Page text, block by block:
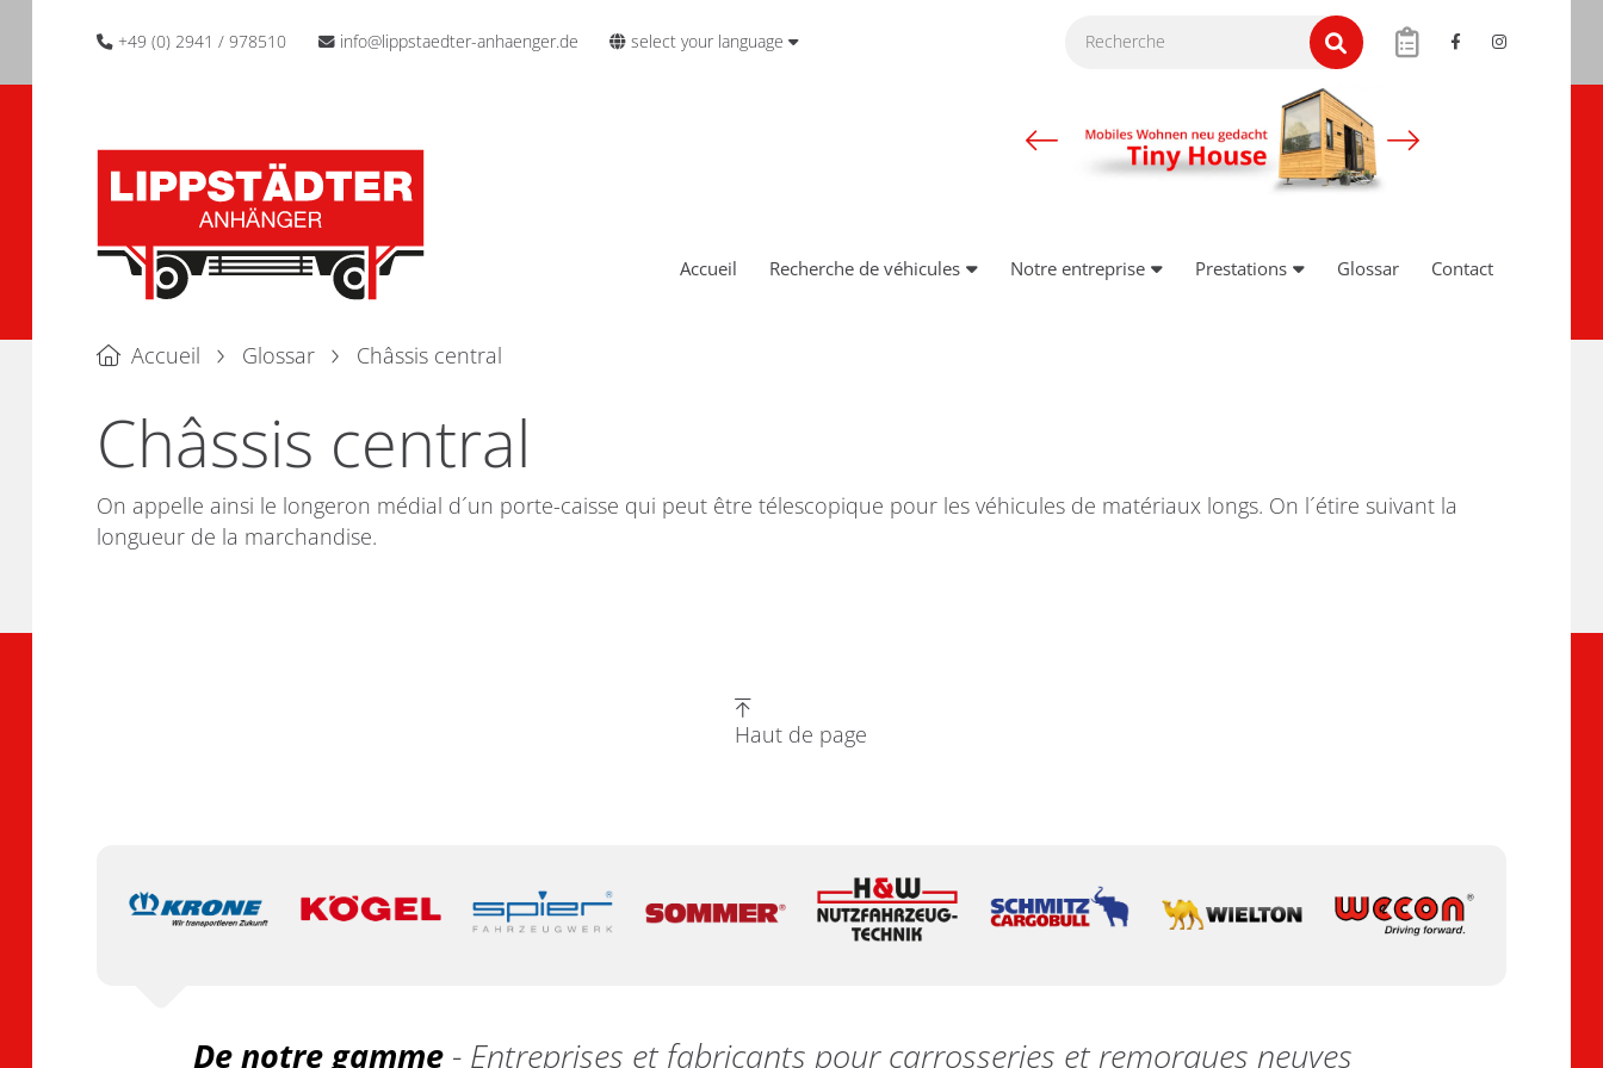
+49 (0) 2941 / 978510 info@lippstaedter-anhaenger.de select your language
Accueil Recherche de véhicules Notre entreprise Prestations Glossar Contact
Accueil Glossar Châssis central
Châssis central
On appelle ainsi le longeron médial d´un porte-caisse qui peut être télescopique pour les véhicules de matériaux longs. On l´étire suivant la
longueur de la marchandise.
Haut de page
De notre gamme- Entreprises et fabricants pour carrosseries et remorques neuves